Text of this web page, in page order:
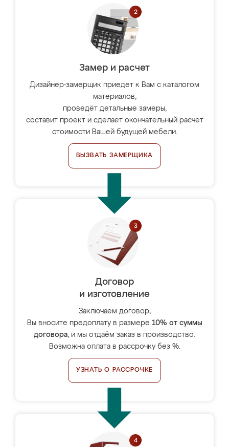
Замер и расчет
Дизайнер-замерщик приедет к Вам с каталогом
материалов,
проведёт детальные замеры,
составит проект и сделает окончательный расчёт
стоимости Вашей будущей мебели.
ВЫЗВАТЬ ЗАМЕРЩИКА
Договор
и изготовление
Заключаем договор,
Вы вносите предоплату в размере 10% от суммы
договора, и мы отдаём заказ в производство.
Возможна оплата в рассрочку без %.
УЗНАТЬ О РАССРОЧКЕ